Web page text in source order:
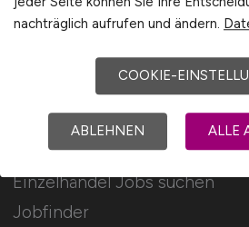
Für Arbeitnehmer
Einzelhandel Jobs suchen
Jobfinder
Arbeitgeber Kontakt
nachträglich aufrufen und ändern.
COOKIE-
ABLEHNEN ALLE